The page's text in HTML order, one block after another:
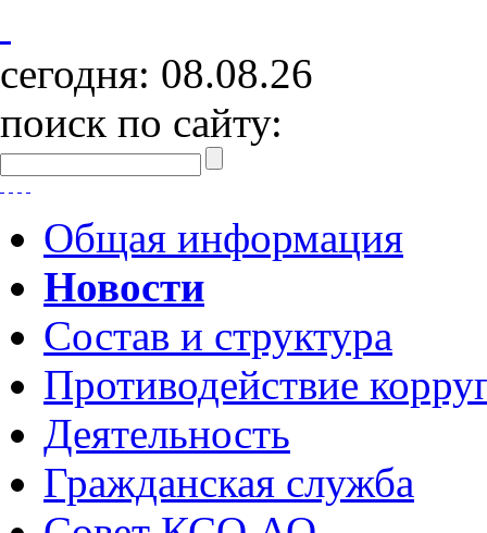
сегодня: 08.08.26
поиск по сайту:
Общая информация
Новости
Состав и структура
Противодействие
Деятельность
Гражданская служба